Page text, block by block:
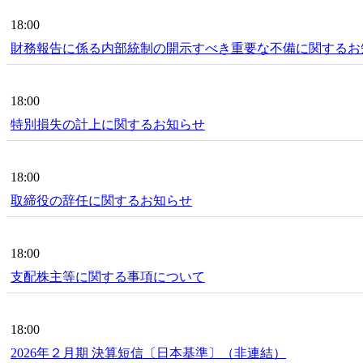
18:00
財務報告に係る内部統制の開示すべき重要な不備に関する
18:00
特別損失の計上に関するお知らせ
18:00
取締役の辞任に関するお知らせ
18:00
支配株主等に関する事項について
18:00
2026年２月期 決算短信〔日本基準〕（非連結）